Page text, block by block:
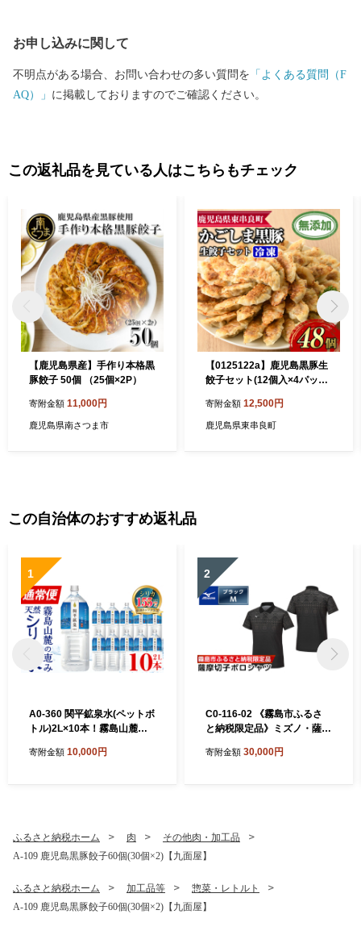
ことができます。遠いようで近いまち「霧島市」。多くの偉人が
さと職人技で注目を集めている「薩摩錫器」や「薩摩切子」など
お申し込みに関して
不明点がある場合、お問い合わせの多い質問を 「よくある質問（F
AQ）」 に掲載しておりますのでご確認ください。
この返礼品を見ている人はこちらもチェック
【鹿児島県産】手作り本格黒
豚餃子 50個 （25個×2P）
寄附金額 11,000円
鹿児島県南さつま市
【0125122a】鹿児島黒豚生
餃子セット(12個入×4パッ
餃子 ギョウザ ぎょうざ 惣菜
【鹿児島ますや】
寄附金額 12,500円
鹿児島県東串良町
この自治体のおすすめ返礼品
1
A0-360 関平鉱泉水(ペットボ
トル)2L×10本！霧島山麓の
水♪美容と健康のミネラル成
寄附金額 10,000円
2
C0-116-02 《霧島市ふるさ
と納税限定品》ミズノ・薩摩
ク・M)【ミズノ】 日本製 国
寄附金額 30,000円
ふるさと納税ホーム 肉
その他肉・加工品
A-109 鹿児島黒豚餃子60個(30個×2)【九面屋】
ふるさと納税ホーム 加工品等
惣菜・レトルト
A-109 鹿児島黒豚餃子60個(30個×2)【九面屋】